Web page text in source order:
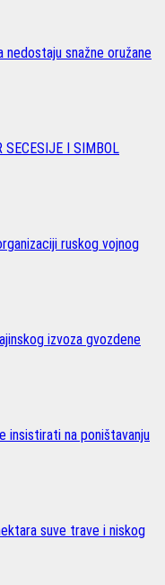
nedostaju snažne oružane
SECESIJE I SIMBOL
ruskog vojnog
izvoza gvozdene
insistirati na poništavanju
suve trave i niskog